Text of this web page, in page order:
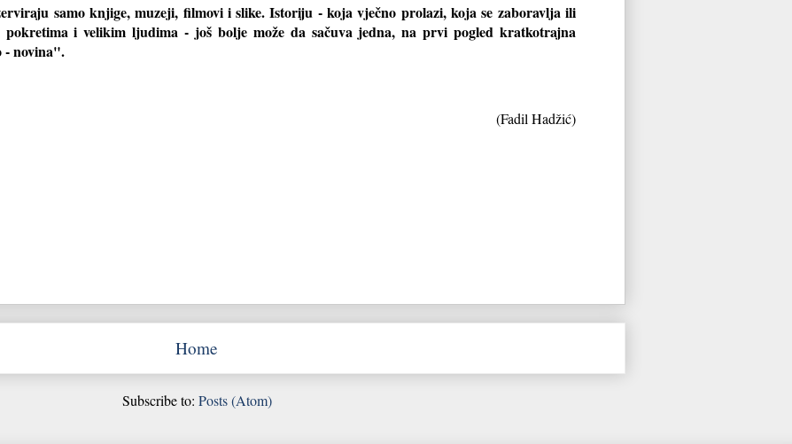
samo knjige, muzeji, filmovi i slike. Istoriju - koja vječno prolazi, koja se zaboravlja ili
pokretima i velikim ljudima - još bolje može da sačuva jedna, na prvi pogled kratkotrajna
- novina".
(Fadil Hadžić)
Home
Subscribe to: Posts (Atom)